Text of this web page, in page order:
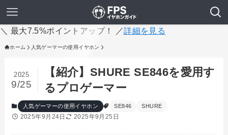
＼ 最大7.5%ポイントアップ！ ／詳細を見る
ホーム 人気ゲーマーの使用イヤホン
【紹介】SHURE SE846を愛用す
るプロゲーマー
2025
9/25
人気ゲーマーの使用イヤホン SE846 SHURE
2025年9月24日 2025年9月25日